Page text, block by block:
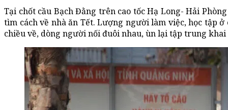
Tại chốt cầu Bạch Đằng trên cao tốc Hạ Long- Hải
tìm cách về nhà ăn Tết. Lượng người làm việc, học tập
chiều về, dòng người nối đuôi nhau, ùn lại tập trung khai